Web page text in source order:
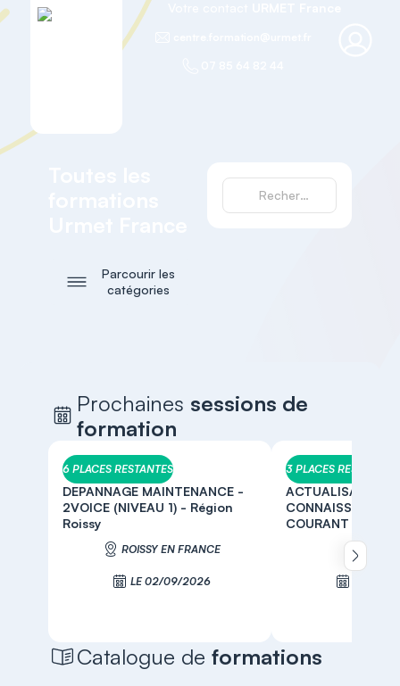
Parcourir les
catégories
Prochaines sessions de
formation
6 PLACES RESTANTES
DEPANNAGE MAINTENANCE -
2VOICE (NIVEAU 1) - Région
Roissy
ROISSY EN FRANCE
LE 02/09/2026
3 PLACES RESTANTES
ACTUALISATION
CONNAISSANCES
COURANT
Défiler
Catalogue deformations